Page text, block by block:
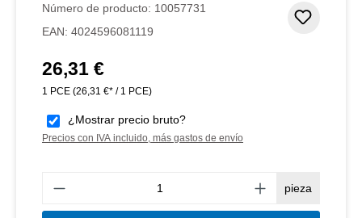
Número de producto: 10057731
EAN: 4024596081119
Precio normal:
26,31 €
1 PCE (26,31 €* / 1 PCE)
¿Mostrar precio bruto?
Precios con IVA incluido, más gastos de envío
pieza